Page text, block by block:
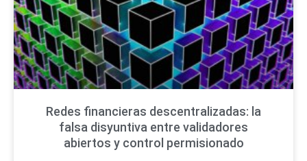
Redes financieras descentralizadas: la
falsa disyuntiva entre validadores
abiertos y control permisionado